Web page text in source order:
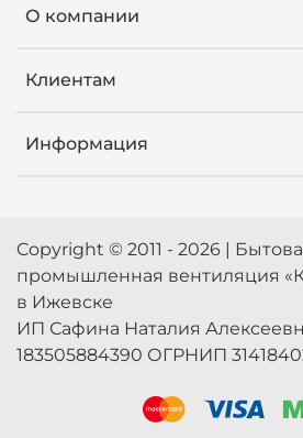
О компании
Клиентам
Информация
Copyright © 2011 - 2026 |
промышленная вентиляция
в Ижевске
ИП Сафина Наталия
183505884390 ОГРНИП